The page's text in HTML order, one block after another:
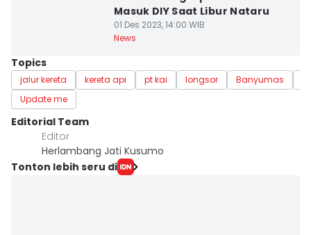
Masuk DIY Saat Libur Nataru
01 Des 2023, 14:00 WIB
News
Topics
jalur kereta kereta api pt kai longsor Banyumas
Update me
Editorial Team
Editor
Herlambang Jati Kusumo
Tonton lebih seru di